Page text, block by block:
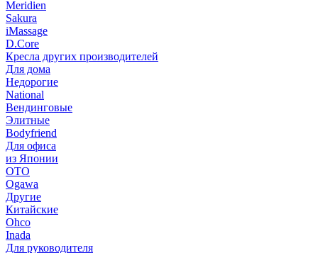
Meridien
Sakura
iMassage
D.Core
Кресла других производителей
Для дома
Недорогие
National
Вендинговые
Элитные
Bodyfriend
Для офиса
из Японии
OTO
Ogawa
Другие
Китайские
Ohco
Inada
Для руководителя